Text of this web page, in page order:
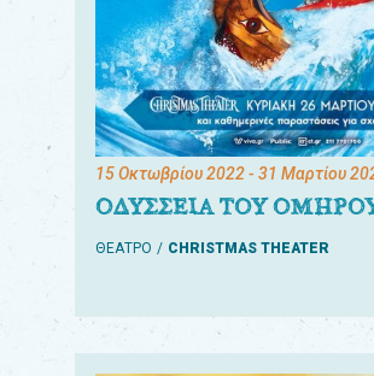
15 Οκτωβρίου 2022- 31 Μαρτίου
ΟΔΥΣΣΕΙΑ ΤΟΥ
ΘΕΑΤΡΟ CHRISTMAS THEATER